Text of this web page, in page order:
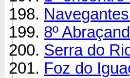
8º
Serra do
Foz do